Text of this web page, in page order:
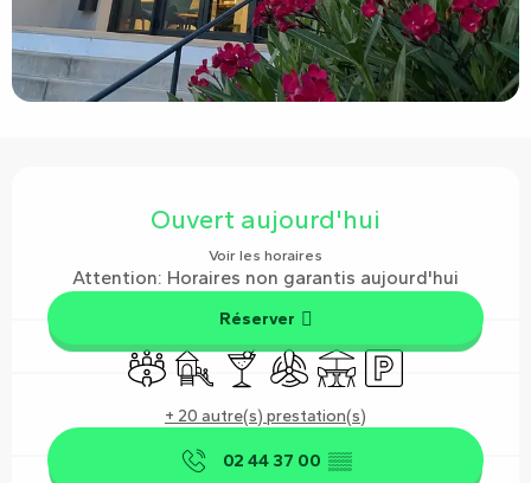
Ouvert aujourd'hui
Voir les horaires
Attention: Horaires non garantis aujourd'hui
Réserver
Salle de réunion
Jeux pour enfants / Espace jeux
Bar / Buvette
Air conditionné
TerrasseParking
+ 20 autre(s) prestation(s)
02 44 37 00 ▒▒